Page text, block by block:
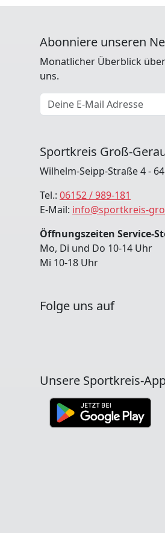
Abonniere unseren
Monatlicher Überblick
uns.
E-Mail Adresse
Sportkreis Groß-
Wilhelm-Seipp-Straße 4 -
Tel.: 06152 / 989-181
E-Mail: info@sportkreis-
Öffnungszeiten Service-
Mo, Di und Do 10-14 Uhr
Mi 10-18 Uhr
Folge uns auf
Unsere Sportkreis-